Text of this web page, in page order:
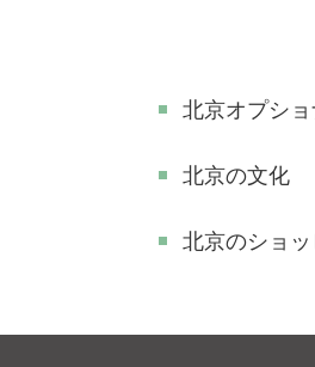
北京オプシ
北京の文化
北京のショ